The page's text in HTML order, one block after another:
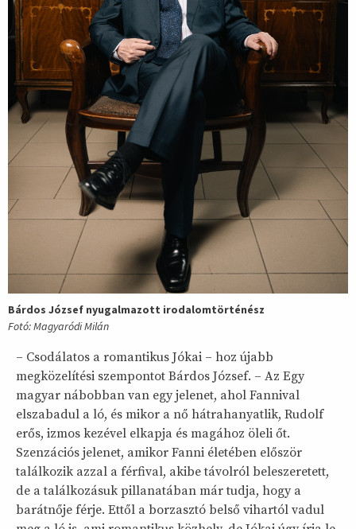
Bárdos József nyugalmazott irodalomtörténész
Fotó: Magyaródi Milán
– Csodálatos a romantikus Jókai – hoz újabb
megközelítési szempontot Bárdos József. – Az Egy
magyar nábobban van egy jelenet, ahol Fannival
elszabadul a ló, és mikor a nő hátrahanyatlik, Rudolf
erős, izmos kezével elkapja és magához öleli őt.
Szenzációs jelenet, amikor Fanni életében először
találkozik azzal a férfival, akibe távolról beleszeretett,
de a találkozásuk pillanatában már tudja, hogy a
barátnője férje. Ettől a borzasztó belső vihartól vadul